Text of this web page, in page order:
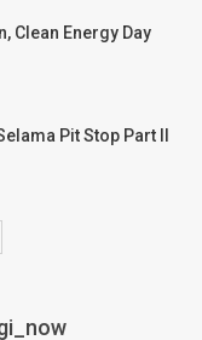
Clean Energy Day
Pit Stop Part II